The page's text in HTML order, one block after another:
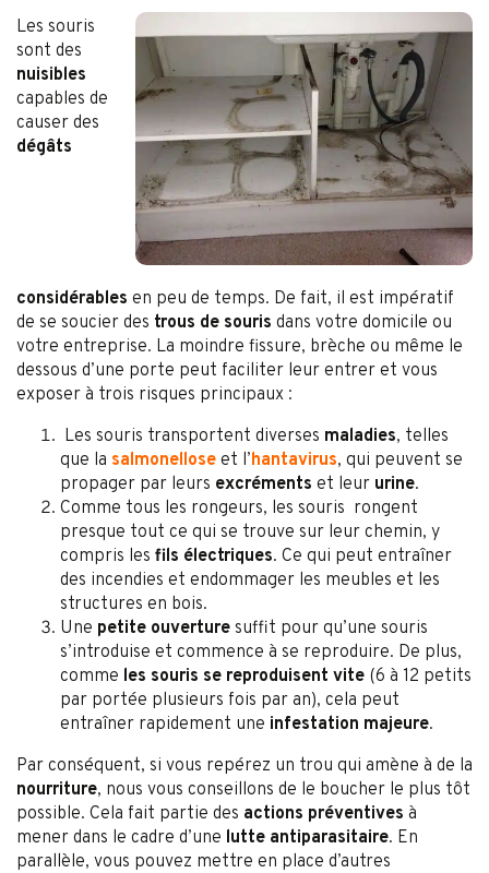
Les souris
sont des
nuisibles
capables de
causer des
dégâts
considérables en peu de temps. De fait, il est impératif
de se soucier des trous de souris dans votre domicile ou
votre entreprise. La moindre fissure, brèche ou même le
dessous d’une porte peut faciliter leur entrer et vous
exposer à trois risques principaux :
Les souris transportent diverses maladies, telles
que la salmonellose et l’hantavirus, qui peuvent se
propager par leurs excréments et leur urine.
Comme tous les rongeurs, les souris rongent
presque tout ce qui se trouve sur leur chemin, y
compris les fils électriques. Ce qui peut entraîner
des incendies et endommager les meubles et les
structures en bois.
Une petite ouverture suffit pour qu’une souris
s’introduise et commence à se reproduire. De plus,
comme les souris se reproduisent vite (6 à 12 petits
par portée plusieurs fois par an), cela peut
entraîner rapidement une infestation majeure.
Par conséquent, si vous repérez un trou qui amène à de la
nourriture, nous vous conseillons de le boucher le plus tôt
possible. Cela fait partie des actions préventives à
mener dans le cadre d’une lutte antiparasitaire. En
parallèle, vous pouvez mettre en place d’autres